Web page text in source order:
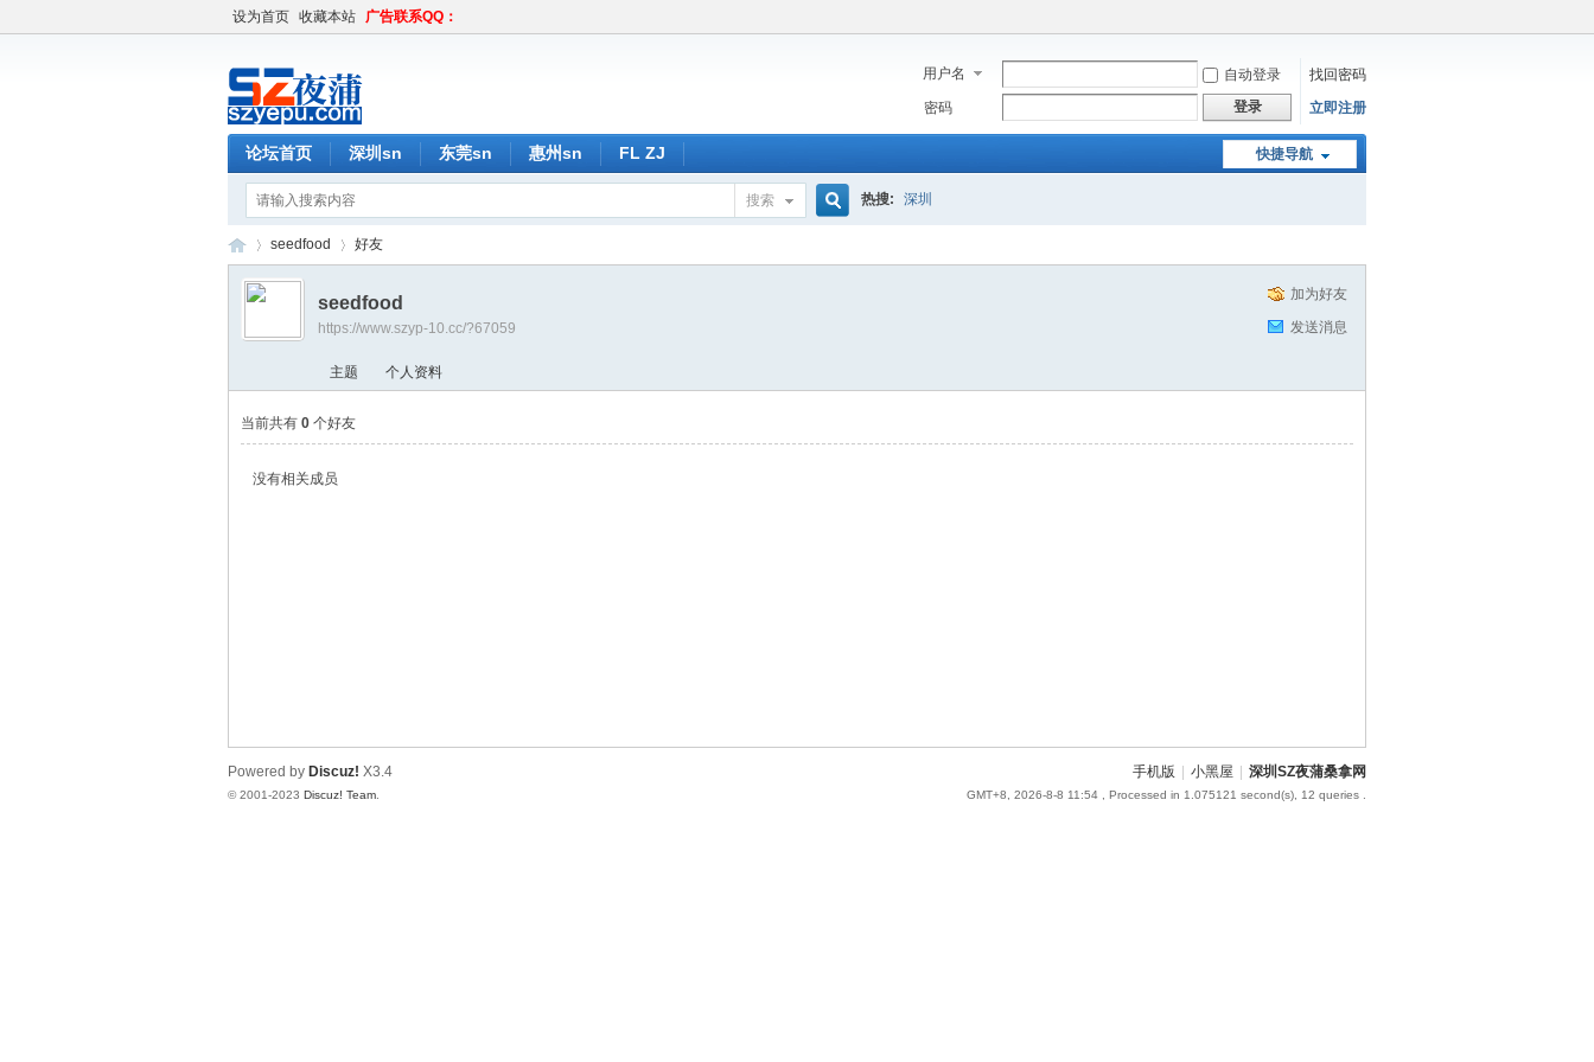
设为首页 收藏本站 广告联系QQ：
用户名 自动登录
找回密码
密码
登录 立即注册
快捷导航
论坛首页 深圳sn 东莞sn 惠州sn FL ZJ
搜索 热搜: 深圳
›
seedfood 好友
加为好友
发送消息
seedfood
https://www.szyp-10.cc/?67059
主题 个人资料
当前共有 0 个好友
没有相关成员
手机版 小黑屋 深圳SZ夜蒲桑拿网
GMT+8, 2026-8-8 11:54 , Processed in 1.075121 second(s), 12 queries .
Powered by Discuz! X3.4
© 2001-2023 Discuz! Team